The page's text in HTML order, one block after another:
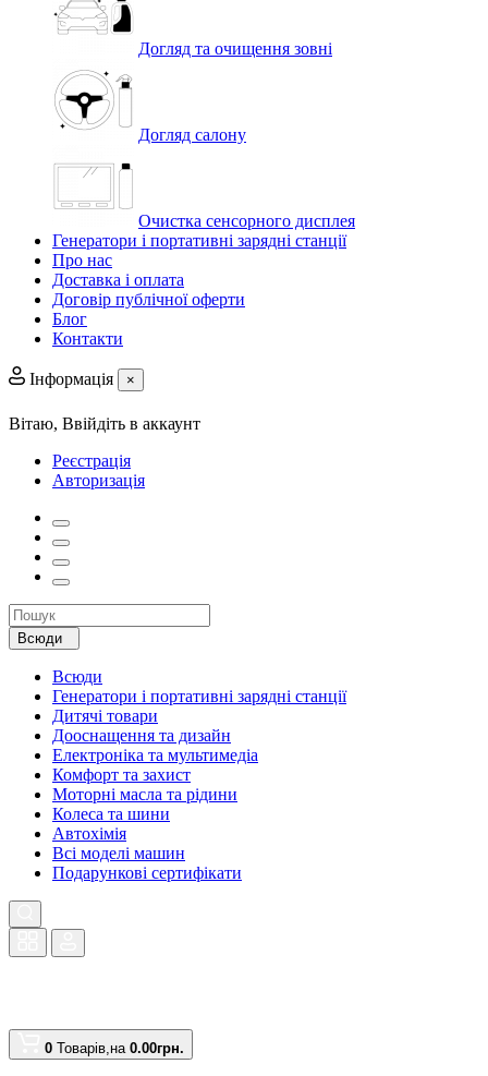
Догляд та очищення зовні
Догляд салону
Очистка сенсорного дисплея
Генератори і портативні зарядні станції
Про нас
Доставка і оплата
Договір публічної оферти
Блог
Контакти
Інформація ×
Вітаю, Ввійдіть в аккаунт
Реєстрація
Авторизація
Всюди
Всюди
Генератори і портативні зарядні станції
Дитячі товари
Дооснащення та дизайн
Електроніка та мультимедіа
Комфорт та захист
Моторні масла та рідини
Колеса та шини
Автохімія
Всі моделі машин
Подарункові сертифікати
0 Товарів,на 0.00грн.